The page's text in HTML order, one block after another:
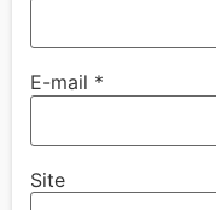
E-mail *
Site